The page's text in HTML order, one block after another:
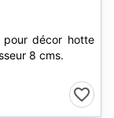
pour décor hotte
8 cms.